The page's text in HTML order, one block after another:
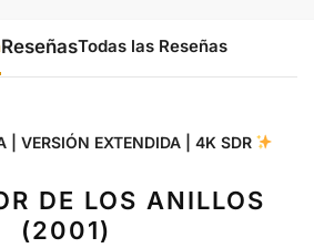
Todas las Reseñas
| VERSIÓN EXTENDIDA | 4K SDR
DE LOS ANILLOS
(2001)